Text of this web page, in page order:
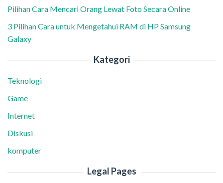
Pilihan Cara Mencari Orang Lewat Foto Secara Online
3 Pilihan Cara untuk Mengetahui RAM di HP Samsung
Galaxy
Kategori
Teknologi
Game
Internet
Diskusi
komputer
Legal Pages